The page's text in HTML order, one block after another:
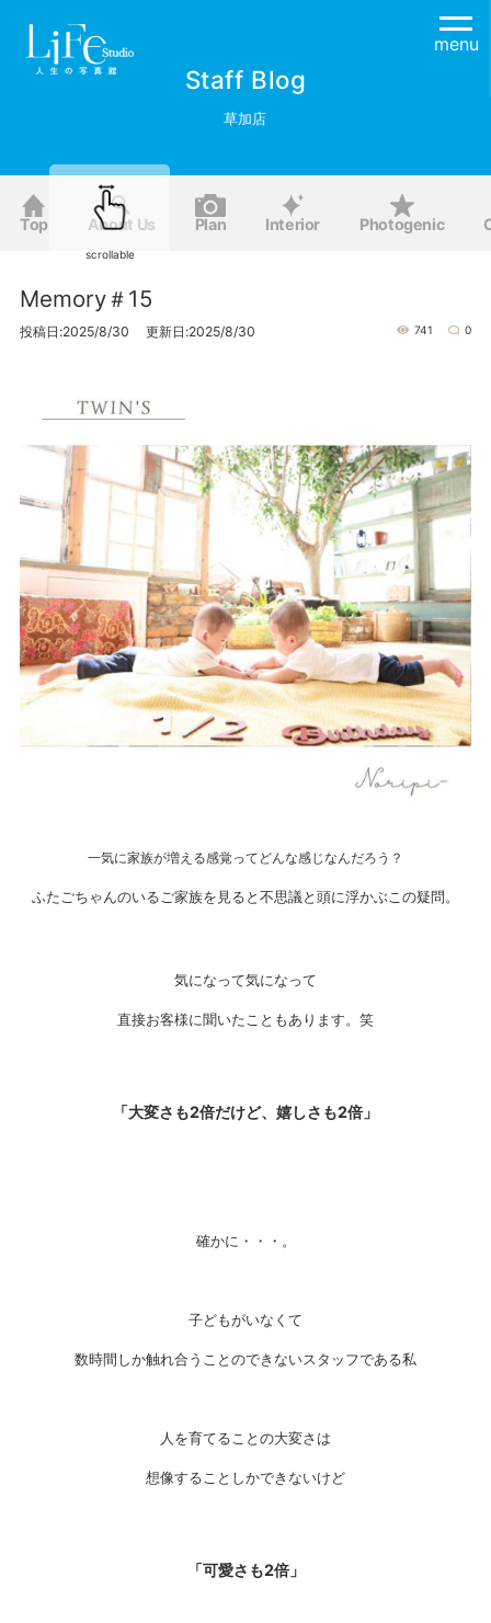
menu
Staff Blog
草加店
Top About Us Plan Interior Photogenic
Memory＃15
投稿日:2025/8/30 更新日:2025/8/30 741 0
一気に家族が増える感覚ってどんな感じなんだろう？
ふたごちゃんのいるご家族を見ると不思議と頭に浮かぶこの疑問。
気になって気になって
直接お客様に聞いたこともあります。笑
「大変さも2倍だけど、嬉しさも2倍」
確かに・・・。
子どもがいなくて
数時間しか触れ合うことのできないスタッフである私
人を育てることの大変さは
想像することしかできないけど
「可愛さも2倍」